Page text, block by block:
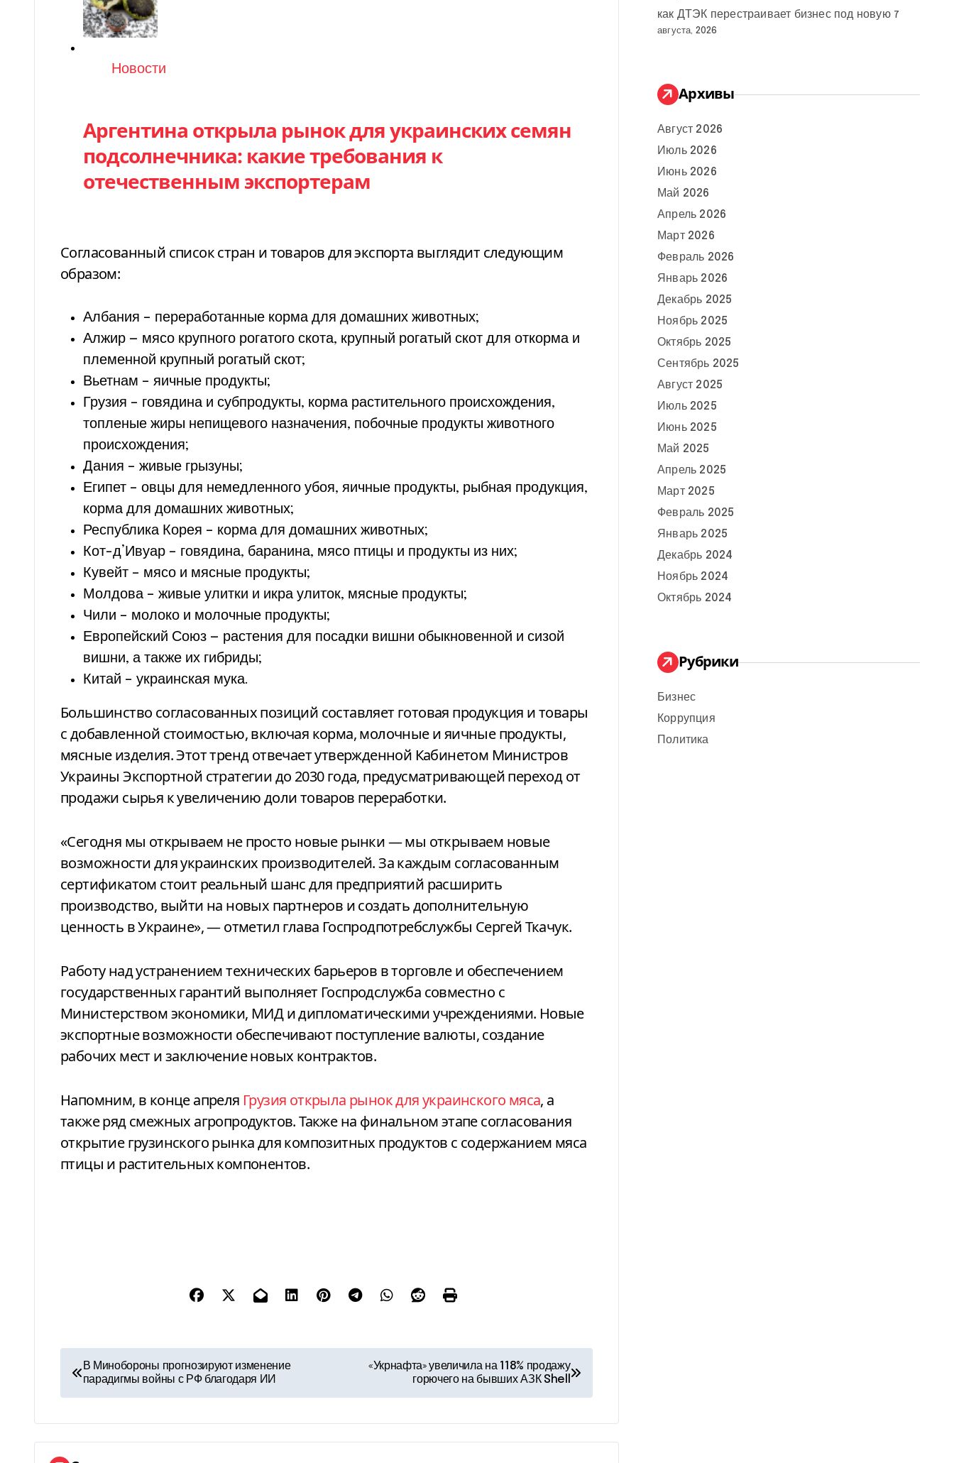
Категория
Новости
Аргентина открыла рынок для украинских семян
подсолнечника: какие требования к
отечественным экспортерам
Согласованный список стран и товаров для экспорта выглядит следующим
образом:
Албания – переработанные корма для домашних животных;
Алжир — мясо крупного рогатого скота, крупный рогатый скот для откорма и
племенной крупный рогатый скот;
Вьетнам – яичные продукты;
Грузия – говядина и субпродукты, корма растительного происхождения,
топленые жиры непищевого назначения, побочные продукты животного
происхождения;
Дания – живые грызуны;
Египет – овцы для немедленного убоя, яичные продукты, рыбная продукция,
корма для домашних животных;
Республика Корея – корма для домашних животных;
Кот-д’Ивуар – говядина, баранина, мясо птицы и продукты из них;
Кувейт – мясо и мясные продукты;
Молдова – живые улитки и икра улиток, мясные продукты;
Чили – молоко и молочные продукты;
Европейский Союз — растения для посадки вишни обыкновенной и сизой
вишни, а также их гибриды;
Китай – украинская мука.
Большинство согласованных позиций составляет готовая продукция и товары
с добавленной стоимостью, включая корма, молочные и яичные продукты,
мясные изделия. Этот тренд отвечает утвержденной Кабинетом Министров
Украины Экспортной стратегии до 2030 года, предусматривающей переход от
продажи сырья к увеличению доли товаров переработки.
«Сегодня мы открываем не просто новые рынки — мы открываем новые
возможности для украинских производителей. За каждым согласованным
сертификатом стоит реальный шанс для предприятий расширить
производство, выйти на новых партнеров и создать дополнительную
ценность в Украине», — отметил глава Госпродпотребслужбы Сергей Ткачук.
Работу над устранением технических барьеров в торговле и обеспечением
государственных гарантий выполняет Госпродслужба совместно с
Министерством экономики, МИД и дипломатическими учреждениями. Новые
экспортные возможности обеспечивают поступление валюты, создание
рабочих мест и заключение новых контрактов.
Напомним, в конце апреля Грузия открыла рынок для украинского мяса, а
также ряд смежных агропродуктов. Также на финальном этапе согласования
открытие грузинского рынка для композитных продуктов с содержанием мяса
птицы и растительных компонентов.
Н
а
в
и
В Минобороны прогнозируют изменение
парадигмы войны с РФ благодаря ИИ
«Укрнафта» увеличила на 118% продажу
горючего на бывших АЗК Shell
как ДТЭК перестраивает бизнес под новую 7
августа, 2026
Архивы
Август 2026
Июль 2026
Июнь 2026
Май 2026
Апрель 2026
Март 2026
Февраль 2026
Январь 2026
Декабрь 2025
Ноябрь 2025
Октябрь 2025
Сентябрь 2025
Август 2025
Июль 2025
Июнь 2025
Май 2025
Апрель 2025
Март 2025
Февраль 2025
Январь 2025
Декабрь 2024
Ноябрь 2024
Октябрь 2024
Рубрики
Бизнес
Коррупция
Политика